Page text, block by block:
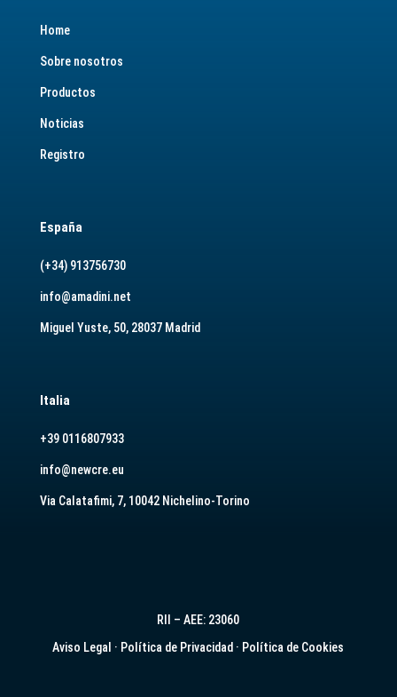
Home
Sobre nosotros
Productos
Noticias
Registro
España
(+34) 913756730
info@amadini.net
Miguel Yuste, 50, 28037 Madrid
Italia
+39 0116807933
info@newcre.eu
Via Calatafimi, 7, 10042 Nichelino-Torino
RII – AEE: 23060
Aviso Legal · Política de Privacidad · Política de Cookies